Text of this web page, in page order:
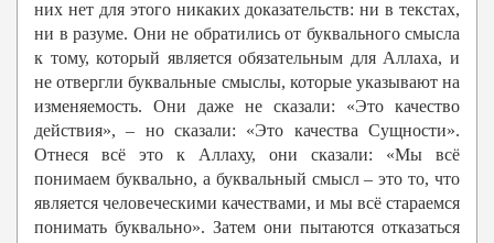
них нет для этого никаких доказательств: ни в текстах,
ни в разуме. Они не обратились от буквального смысла
к тому, который является обязательным для Аллаха, и
не отвергли буквальные смыслы, которые указывают на
изменяемость. Они даже не сказали: «Это качество
действия», – но сказали: «Это качества Сущности».
Отнеся всё это к Аллаху, они сказали: «Мы всё
понимаем буквально, а буквальный смысл – это то, что
является человеческими качествами, и мы всё стараемся
понимать буквально». Затем они пытаются отказаться